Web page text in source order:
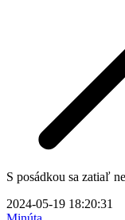
S posádkou sa zatiaľ
2024-05-19 18:20:31